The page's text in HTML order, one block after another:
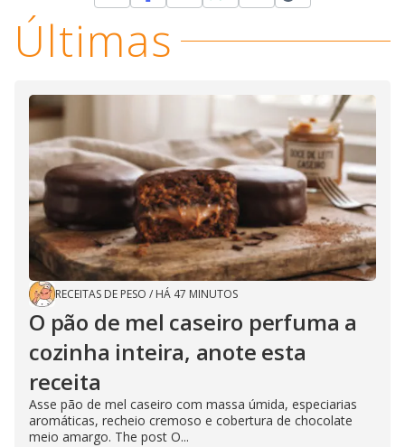
Últimas
RECEITAS DE PESO / HÁ 47 MINUTOS
O pão de mel caseiro perfuma a
cozinha inteira, anote esta
receita
Asse pão de mel caseiro com massa úmida, especiarias
aromáticas, recheio cremoso e cobertura de chocolate
meio amargo. The post O...